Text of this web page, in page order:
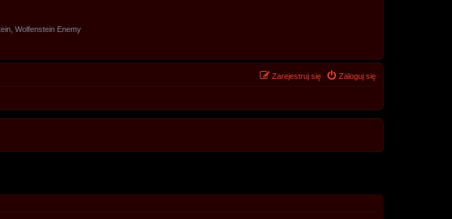
Wolfenstein Enemy
Zaloguj się
Zarejestruj się